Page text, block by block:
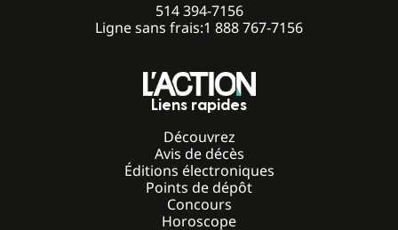
514 394-7156
Ligne sans frais:1 888 767-7156
Liens rapides
Découvrez
Avis de décès
Éditions électroniques
Points de dépôt
Concours
Horoscope